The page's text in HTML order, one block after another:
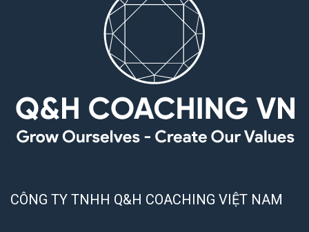
CÔNG TY TNHH Q&H COACHING VIỆT NAM